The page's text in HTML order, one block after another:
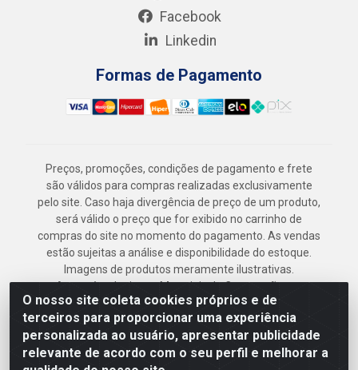
O nosso site coleta cookies próprios e de
terceiros para proporcionar uma experiência
personalizada ao usuário, apresentar publicidade
relevante de acordo com o seu perfil e melhorar a
Facebook
Linkedin
Formas de Pagamento
Preços, promoções, condições de pagamento e frete
são válidos para compras realizadas exclusivamente
pelo site. Caso haja divergência de preço de um produto,
será válido o preço que for exibido no carrinho de
compras do site no momento do pagamento. As vendas
estão sujeitas a análise e disponibilidade do estoque.
Imagens de produtos meramente ilustrativas.
Armazém Jenipapo Materiais de Construção em
Geral LTDA - Rua das Flores, 2691 - Guabiraba,
Recife/PE - CEP 52.291-630 - CNPJ
41.097.379/0001-